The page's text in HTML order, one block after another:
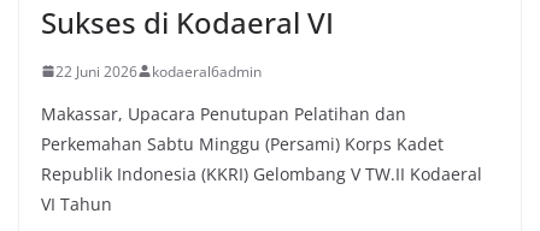
Sukses di Kodaeral VI
22 Juni 2026 kodaeral6admin
Makassar, Upacara Penutupan Pelatihan dan
Perkemahan Sabtu Minggu (Persami) Korps Kadet
Republik Indonesia (KKRI) Gelombang V TW.II Kodaeral
VI Tahun